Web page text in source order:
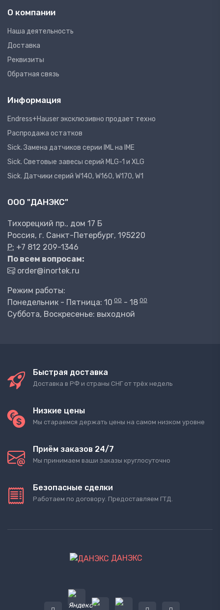
О компании
Наша деятельность
Доставка
Реквизиты
Обратная связь
Информация
Endress+Hauser эксклюзивно продает техно
Распродажа остатков
Sick. Замена датчиков серии IML на IME
Sick. Световые завесы серий MLG-1 и XLG
Sick. Датчики серий W140, W160, W170, W1
ООО "ДАНЭКС"
Тихорецкий пр., дом 17 Б
Россия, г. Санкт-Петербург, 195220
P: +7 812 209-1346
По всем вопросам:
order@inortek.ru
Режим работы:
Понедельник - Пятница: 10 00 - 18 00
Суббота, Воскресенье: выходной
Быстрая доставка
Доставка в РФ и страны СНГ от трёх недель
Низкие цены
Мы стараемся держать цены на самом низком уровне
Приём заказов 24/7
Мы принимаем ваши заказы круглосуточно
Безопасные сделки
Работаем по договору. Предоставляем ГТД.
ДАНЭКС